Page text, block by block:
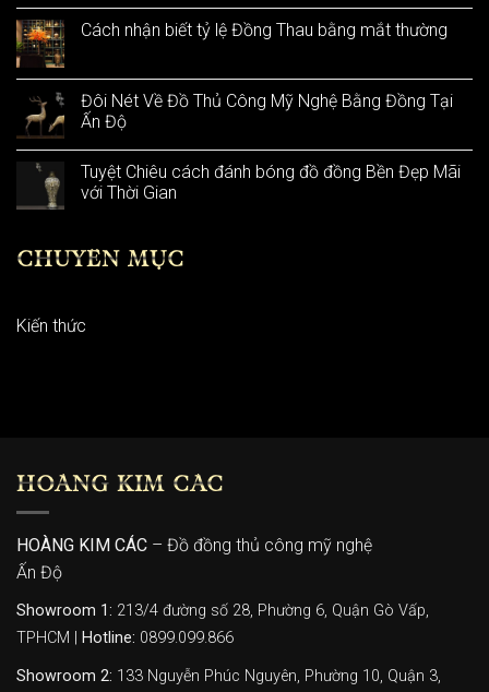
Cách nhận biết tỷ lệ Đồng Thau bằng mắt thường
Đôi Nét Về Đồ Thủ Công Mỹ Nghệ Bằng Đồng Tại
Ấn Độ
Tuyệt Chiêu cách đánh bóng đồ đồng Bền Đẹp Mãi
với Thời Gian
CHUYÊN MỤC
Kiến thức
HOÀNG KIM CÁC
HOÀNG KIM CÁC – Đồ đồng thủ công mỹ nghệ
Ấn Độ
Showroom 1: 213/4 đường số 28, Phường 6, Quận Gò Vấp,
TPHCM |
Hotline: 0899.099.866
Showroom 2: 133 Nguyễn Phúc Nguyên, Phường 10, Quận 3,